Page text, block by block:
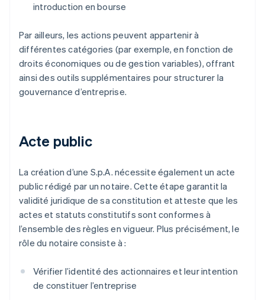
introduction en bourse
Par ailleurs, les actions peuvent appartenir à
différentes catégories (par exemple, en fonction de
droits économiques ou de gestion variables), offrant
ainsi des outils supplémentaires pour structurer la
gouvernance d’entreprise.
Acte public
La création d’une S.p.A. nécessite également un acte
public rédigé par un notaire. Cette étape garantit la
validité juridique de sa constitution et atteste que les
actes et statuts constitutifs sont conformes à
l’ensemble des règles en vigueur. Plus précisément, le
rôle du notaire consiste à :
Vérifier l’identité des actionnaires et leur intention
de constituer l’entreprise